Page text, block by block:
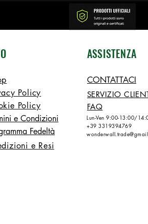
ASSISTENZA
Policy
Policy
e Condizioni
Fedeltà
e Resi
CONTATTACI
SERVIZIO
FAQ
Lun-Ven 9:00-13:00/
+39 3319394769